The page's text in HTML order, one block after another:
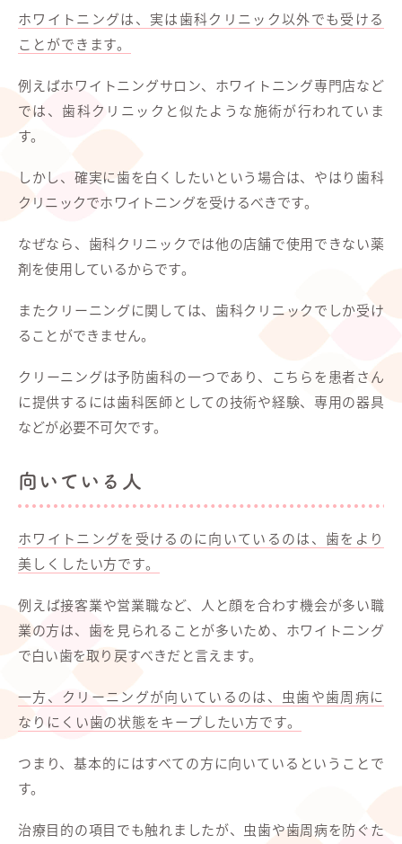
ホワイトニングは、実は歯科クリニック以外でも受ける
ことができます。
例えばホワイトニングサロン、ホワイトニング専門店など
では、歯科クリニックと似たような施術が行われていま
す。
しかし、確実に歯を白くしたいという場合は、やはり歯科
クリニックでホワイトニングを受けるべきです。
なぜなら、歯科クリニックでは他の店舗で使用できない薬
剤を使用しているからです。
またクリーニングに関しては、歯科クリニックでしか受け
ることができません。
クリーニングは予防歯科の一つであり、こちらを患者さん
に提供するには歯科医師としての技術や経験、専用の器具
などが必要不可欠です。
向いている人
ホワイトニングを受けるのに向いているのは、歯をより
美しくしたい方です。
例えば接客業や営業職など、人と顔を合わす機会が多い職
業の方は、歯を見られることが多いため、ホワイトニング
で白い歯を取り戻すべきだと言えます。
一方、クリーニングが向いているのは、虫歯や歯周病に
なりにくい歯の状態をキープしたい方です。
つまり、基本的にはすべての方に向いているということで
す。
治療目的の項目でも触れましたが、虫歯や歯周病を防ぐた